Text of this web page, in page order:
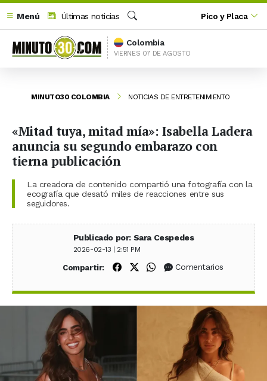
Menú
Últimas noticias
Buscar
Pico y Placa
Colombia
VIERNES 07 DE AGOSTO
MINUTO30 COLOMBIA NOTICIAS DE ENTRETENIMIENTO
«Mitad tuya, mitad mía»: Isabella Ladera
anuncia su segundo embarazo con
tierna publicación
La creadora de contenido compartió una fotografía con la
ecografía que desató miles de reacciones entre sus
seguidores.
Publicado por: Sara Cespedes
2026-02-13 | 2:51 PM
Compartir: Compartir en Facebook
Compartir en X (Twitter)
Compartir en WhatsApp
Comentarios